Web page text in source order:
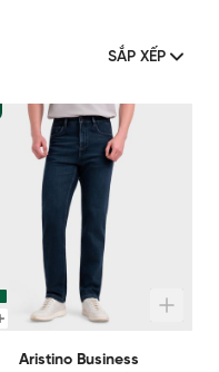
SẮP XẾP
Aristino Business